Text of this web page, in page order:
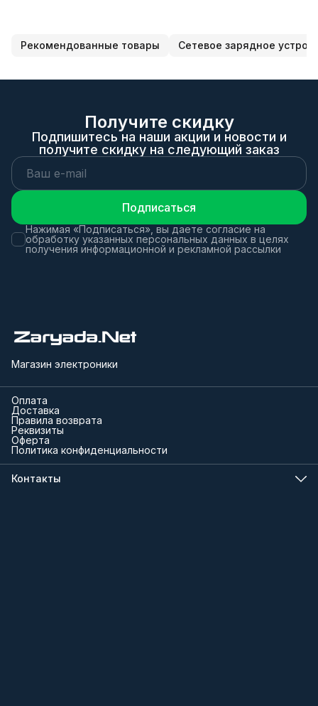
Рекомендованные товары Сетевое зарядное
Получите скидку
Подпишитесь на наши акции и новости и
получите скидку на следующий заказ
Подписаться
Нажимая «Подписаться», вы даете согласие на
обработку указанных персональных данных в целях
получения информационной и рекламной рассылки
Магазин электроники
Оплата
Доставка
Правила возврата
Реквизиты
Оферта
Политика конфиденциальности
Контакты